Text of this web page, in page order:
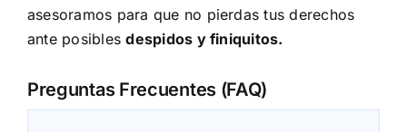
asesoramos para que no pierdas tus derechos
ante posiblesdespidos y finiquitos.
Preguntas Frecuentes (FAQ)